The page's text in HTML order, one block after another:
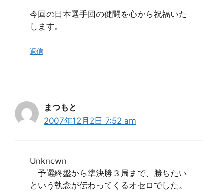
今回の日本選手団の健闘を心から祝福いた
します。
返信
まつもと
2007年12月2日 7:52 am
Unknown
予選終盤から準決勝３局まで、勝ちたい
という執念が伝わってくるオセロでした。